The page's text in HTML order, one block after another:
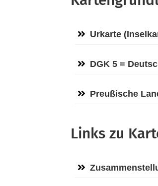
Urkarte
DGK 5 =
Preußische
Links zu